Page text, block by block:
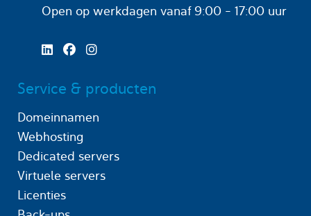
Open op werkdagen
vanaf 9:00 - 17:00 uur
Service & producten
Domeinnamen
Webhosting
Dedicated servers
Virtuele servers
Licenties